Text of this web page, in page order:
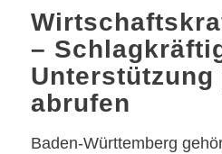
–
Unterstützung
abrufen
Baden-Württemberg